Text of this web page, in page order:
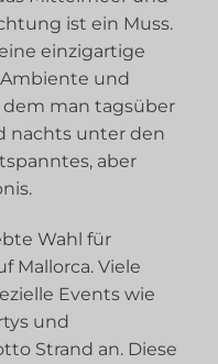
ist ein Muss.
einzigartige
und
man tagsüber
nachts unter den
aber
Wahl für
Mallorca. Viele
Events wie
und
Strand an. Diese